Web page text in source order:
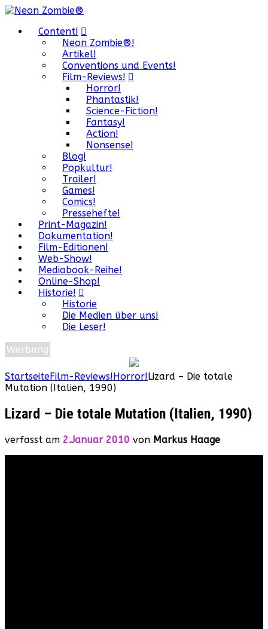
Content!
Neon Zombie®!
Artikel!
Conventions und Events!
Film-Reviews!
Horror!
Phantastik!
Science-Fiction!
Fantasy!
Action!
Nonsense!
Blog!
Popkultur!
Trailer!
Games!
Comics!
Pressehefte!
Print-Magazin!
Dokumentation!
Film-Editionen!
Web-Show!
Mediabook-Reihe!
Online-Shop!
Historie!
Historie
Die Medien über uns!
Die Leser!
Werbung
StartseiteFilm-Reviews!Horror!Lizard – Die totale
Mutation (Italien, 1990)
Lizard – Die totale Mutation (Italien, 1990)
verfasst am 2.Januar 2010 von Markus Haage